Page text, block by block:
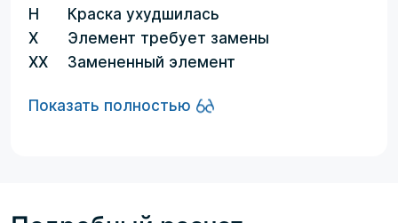
H
Краска ухудшилась
X
Элемент требует замены
XX
Замененный элемент
Показать полностью